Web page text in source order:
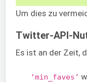
Um dies zu
Twitter-API-
Es ist an der Zeit,
‘min_faves’